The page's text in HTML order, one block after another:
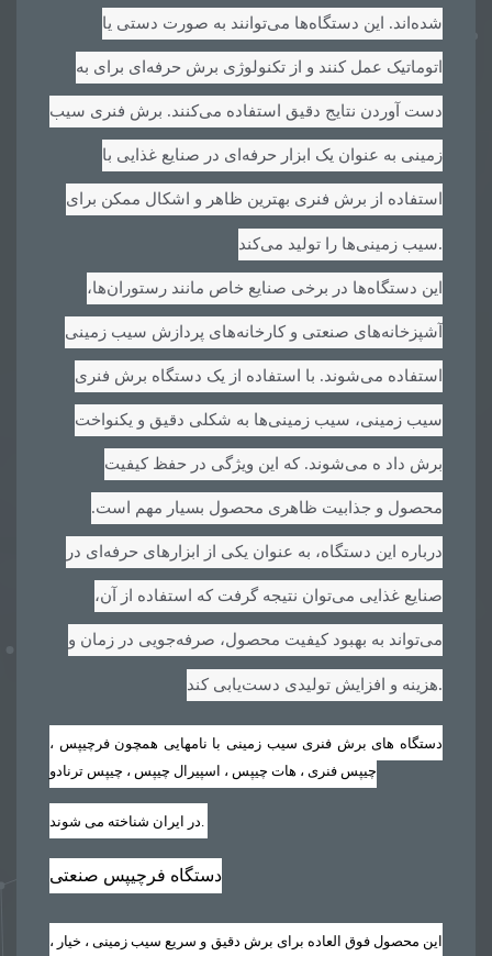
شده‌اند. این دستگاه‌ها می‌توانند به صورت دستی یا
اتوماتیک عمل کنند و از تکنولوژی برش حرفه‌ای برای به
دست آوردن نتایج دقیق استفاده می‌کنند. برش فنری سیب
زمینی به عنوان یک ابزار حرفه‌ای در صنایع غذایی با
استفاده از برش فنری بهترین ظاهر و اشکال ممکن برای
سیب زمینی‌ها را تولید می‌کند.
این دستگاه‌ها در برخی صنایع خاص مانند رستوران‌ها،
آشپزخانه‌های صنعتی و کارخانه‌های پردازش سیب زمینی
استفاده می‌شوند. با استفاده از یک دستگاه برش فنری
سیب زمینی، سیب زمینی‌ها به شکلی دقیق و یکنواخت
برش داد ه می‌شوند. که این ویژگی در حفظ کیفیت
محصول و جذابیت ظاهری محصول بسیار مهم است.
درباره این دستگاه، به عنوان یکی از ابزارهای حرفه‌ای در
صنایع غذایی می‌توان نتیجه گرفت که استفاده از آن،
می‌تواند به بهبود کیفیت محصول، صرفه‌جویی در زمان و
هزینه و افزایش تولیدی دست‌یابی کند.
دستگاه های برش فنری سیب زمینی با نامهایی همچون فرچیپس ،
چیپس فنری ، هات چیپس ، اسپیرال چیپس ، چیپس ترنادو
در ایران شناخته می شوند
دستگاه فرچیپس صنعتی
این محصول فوق العاده برای برش دقیق و سریع سیب زمینی ، خیار ،